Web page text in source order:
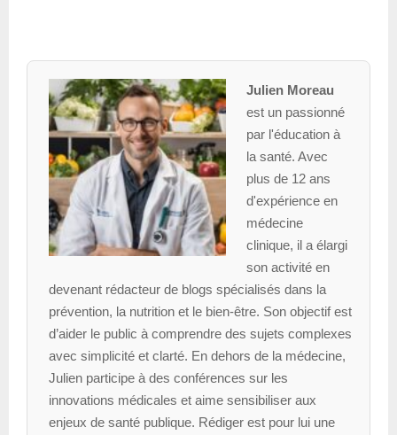
Julien Moreau
est un passionné
par l'éducation à
la santé. Avec
plus de 12 ans
d'expérience en
médecine
clinique, il a élargi
son activité en
devenant rédacteur de blogs spécialisés dans la
prévention, la nutrition et le bien-être. Son objectif est
d’aider le public à comprendre des sujets complexes
avec simplicité et clarté. En dehors de la médecine,
Julien participe à des conférences sur les
innovations médicales et aime sensibiliser aux
enjeux de santé publique. Rédiger est pour lui une